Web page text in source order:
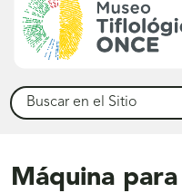
Buscar
Máquina